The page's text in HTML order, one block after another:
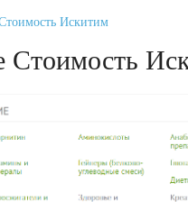
Искитим
Стоимость